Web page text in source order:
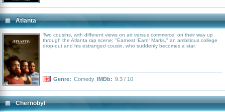
Atlanta
Two cousins, with different views on art versus commerce, on their way up
through the Atlanta rap scene; "Earnest 'Earn' Marks," an ambitious college
drop-out and his estranged cousin, who suddenly becomes a star.
Genre: Comedy IMDb: 9.3 / 10
Chernobyl